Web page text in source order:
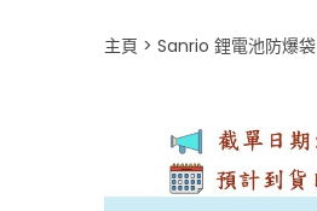
主頁 Sanrio 鋰電池防爆袋